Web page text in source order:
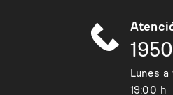
1950
Lunes
19:00 h